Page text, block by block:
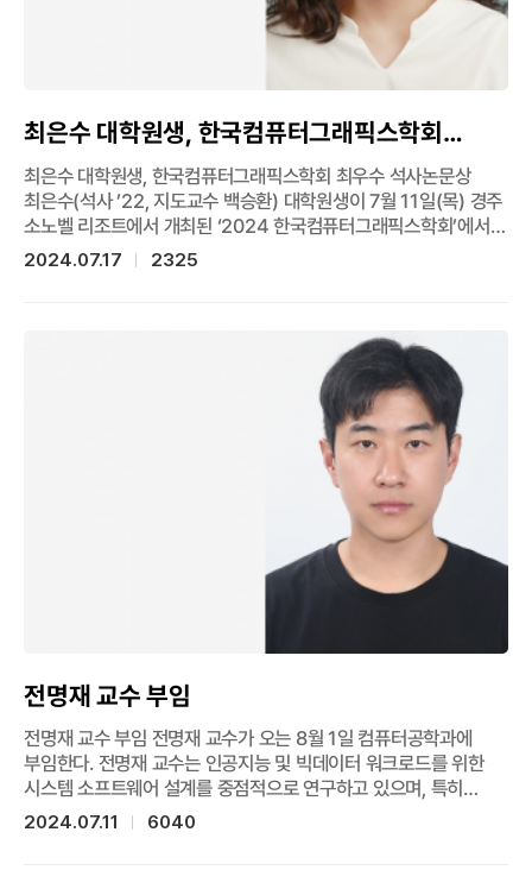
최은수 대학원생, 한국컴퓨터그래픽스학회
최우수 석사논문상
최은수 대학원생, 한국컴퓨터그래픽스학회 최우수 석사논문상
최은수(석사 ’22, 지도교수 백승환) 대학원생이 7월 11일(목) 경주
소노벨 리조트에서 개최된 ‘2024 한국컴퓨터그래픽스학회’에서
최우수 석사논문상을 받았다. 사전 심사로 선정된 최종 3명의
발표로, 심사위원과 청중의 투표를 집계하여 1등(최우수)이
‘2024 CVPR(Computer Vision and Pattern
Recognition)’ Highlight로 선정되었던 2개(360도
Structured Light with Learned Metasurfaces, Spectral
and Polarization Vision: Spectro-polarimetric Real-
world Dataset)의 논문을 통합해 발표했다. “360도
Structured Light with Learned Metasurfaces”는 새로운
설계법으로 제작한 메타표면을 적용한 360도 카메라-구조광
시스템을 이용하여 세계 최초로 360도 전방위 홀로그램과 구조광
기반 360도 3차원 이미징 기술을 실증했으며, “Spectral and
Polarization Vision: Spectro-polarimetric Real-world
Dataset”는 실제 세상의 다양한 빛의 분광 (스펙트럼)과 편광
통계 분석과 imaging task의 활용 방안에 대해 제안했다.
2024.07.17 2325
전명재 교수 부임
전명재 교수 부임 전명재 교수가 오는 8월 1일 컴퓨터공학과에
부임한다. 전명재 교수는 인공지능 및 빅데이터 워크로드를 위한
시스템 소프트웨어 설계를 중점적으로 연구하고 있으며, 특히
다양한 산업체와 협력하여 엣지-클라우드에 걸친 다양한
2024.07.11 6040